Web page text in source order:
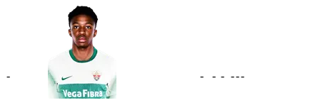
- - - - ---